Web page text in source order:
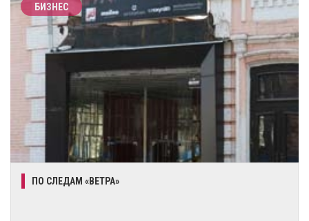
БИЗНЕС
ПО СЛЕДАМ «ВЕТРА»